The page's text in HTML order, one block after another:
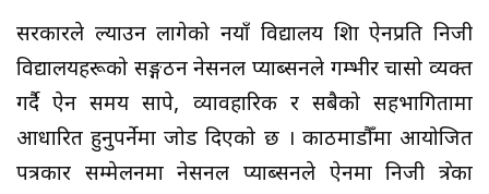
सरकारले ल्याउन लागेको नयाँ विद्यालय शिक्षा ऐनप्रति निजी
विद्यालयहरूको सङ्गठन नेसनल प्याब्सनले गम्भीर चासो व्यक्त
गर्दै ऐन समय सापेक्ष, व्यावहारिक र सबैको सहभागितामा
आधारित हुनुपर्नेमा जोड दिएको छ । काठमाडौँमा आयोजित
पत्रकार सम्मेलनमा नेसनल प्याब्सनले ऐनमा निजी क्षेत्रका